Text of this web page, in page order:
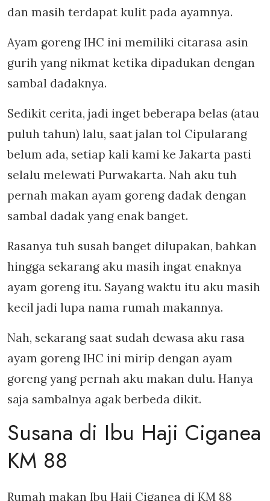
dan masih terdapat kulit pada ayamnya.
Ayam goreng IHC ini memiliki citarasa asin
gurih yang nikmat ketika dipadukan dengan
sambal dadaknya.
Sedikit cerita, jadi inget beberapa belas (atau
puluh tahun) lalu, saat jalan tol Cipularang
belum ada, setiap kali kami ke Jakarta pasti
selalu melewati Purwakarta. Nah aku tuh
pernah makan ayam goreng dadak dengan
sambal dadak yang enak banget.
Rasanya tuh susah banget dilupakan, bahkan
hingga sekarang aku masih ingat enaknya
ayam goreng itu. Sayang waktu itu aku masih
kecil jadi lupa nama rumah makannya.
Nah, sekarang saat sudah dewasa aku rasa
ayam goreng IHC ini mirip dengan ayam
goreng yang pernah aku makan dulu. Hanya
saja sambalnya agak berbeda dikit.
Susana di Ibu Haji Ciganea
KM 88
Rumah makan Ibu Haji Ciganea di KM 88